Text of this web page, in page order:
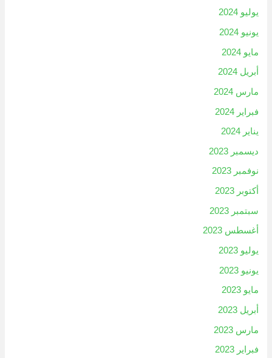
يوليو 2024
يونيو 2024
مايو 2024
أبريل 2024
مارس 2024
فبراير 2024
يناير 2024
ديسمبر 2023
نوفمبر 2023
أكتوبر 2023
سبتمبر 2023
أغسطس 2023
يوليو 2023
يونيو 2023
مايو 2023
أبريل 2023
مارس 2023
فبراير 2023